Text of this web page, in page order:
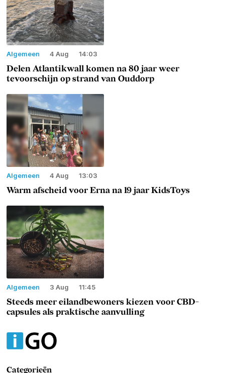
Algemeen 4 Aug 14:03
Delen Atlantikwall komen na 80 jaar weer
tevoorschijn op strand van Ouddorp
Algemeen 4 Aug 13:03
Warm afscheid voor Erna na 19 jaar KidsToys
Algemeen 3 Aug 11:45
Steeds meer eilandbewoners kiezen voor CBD-
capsules als praktische aanvulling
Categorieën